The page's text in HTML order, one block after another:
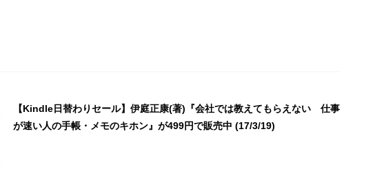
【Kindle日替わりセール】伊庭正康(著)『会社では教えてもらえない 仕事
が速い人の手帳・メモのキホン』が499円で販売中 (17/3/19)